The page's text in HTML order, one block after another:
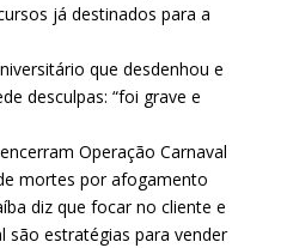
já destinados para a
que desdenhou e
desculpas: “foi grave e
Operação Carnaval
mortes por afogamento
diz que focar no cliente e
são estratégias para vender